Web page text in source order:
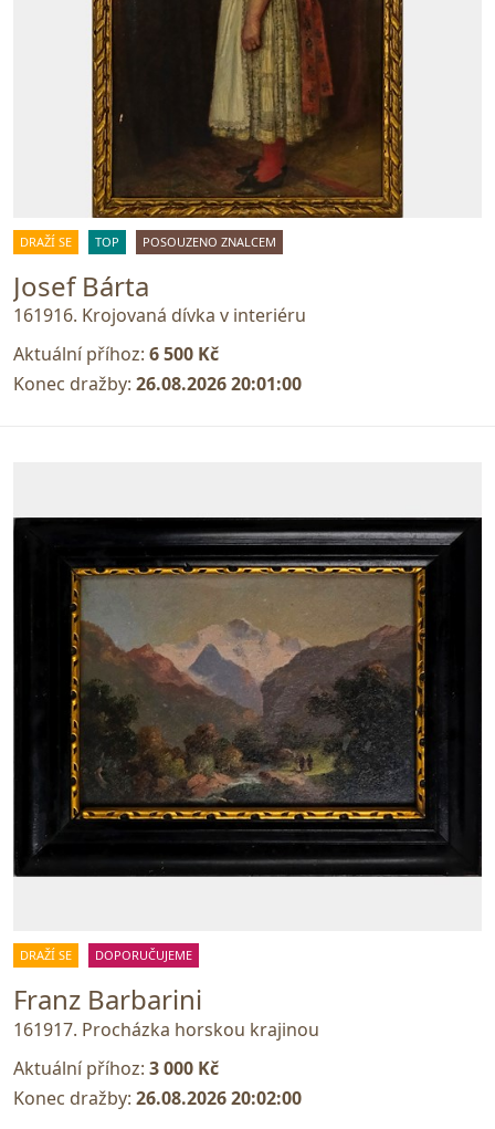
DRAŽÍ SE TOP POSOUZENO ZNALCEM
Josef Bárta
161916. Krojovaná dívka v interiéru
Aktuální příhoz: 6 500 Kč
Konec dražby: 26.08.2026 20:01:00
DRAŽÍ SE DOPORUČUJEME
Franz Barbarini
161917. Procházka horskou krajinou
Aktuální příhoz: 3 000 Kč
Konec dražby: 26.08.2026 20:02:00